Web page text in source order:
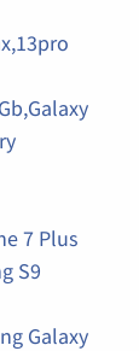
7 Plus
S9
Galaxy